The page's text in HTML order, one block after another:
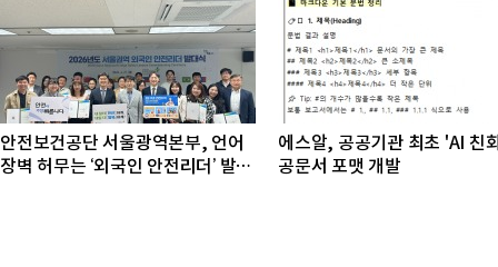
안전보건공단 서울광역본부, 언어
장벽 허무는 ‘외국인 안전리더’ 발대
에스알, 공공기관 최초 'AI 친
공문서 포맷 개발